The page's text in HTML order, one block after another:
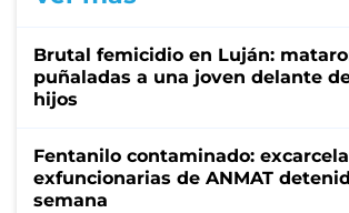
Brutal femicidio en Luján:
puñaladas a una joven delante
hijos
Fentanilo contaminado:
exfuncionarias de ANMAT
semana